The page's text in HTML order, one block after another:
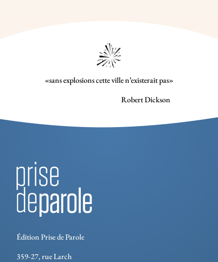
«sans explosions cette ville n’existerait pas»
Robert Dickson
Édition Prise de Parole
359-27, rue Larch